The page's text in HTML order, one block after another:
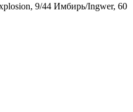
9/44 Имбирь/Ingwer, 60